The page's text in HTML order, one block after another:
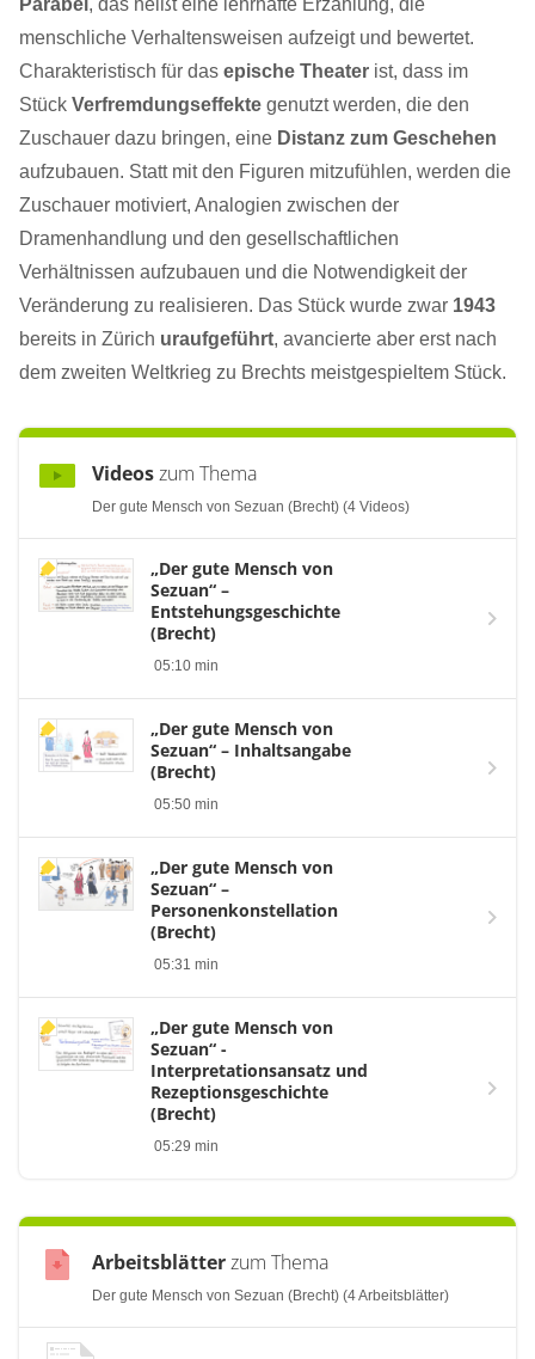
Parabel , das heißt eine lehrhafte Erzählung, die
menschliche Verhaltensweisen aufzeigt und bewertet.
Charakteristisch für das epische Theater ist, dass im
Stück Verfremdungseffekte genutzt werden, die den
Zuschauer dazu bringen, eine Distanz zum Geschehen
aufzubauen. Statt mit den Figuren mitzufühlen, werden die
Zuschauer motiviert, Analogien zwischen der
Dramenhandlung und den gesellschaftlichen
Verhältnissen aufzubauen und die Notwendigkeit der
Veränderung zu realisieren. Das Stück wurde zwar 1943
bereits in Zürich uraufgeführt, avancierte aber erst nach
dem zweiten Weltkrieg zu Brechts meistgespieltem Stück.
Videoszum Thema
Der gute Mensch von Sezuan (Brecht) (4 Videos)
„Der gute Mensch von
Sezuan“ –
Entstehungsgeschichte
(Brecht)
05:10 min
„Der gute Mensch von
Sezuan“ – Inhaltsangabe
(Brecht)
05:50 min
„Der gute Mensch von
Sezuan“ –
Personenkonstellation
(Brecht)
05:31 min
„Der gute Mensch von
Sezuan“ -
Interpretationsansatz und
Rezeptionsgeschichte
(Brecht)
05:29 min
Arbeitsblätterzum Thema
Der gute Mensch von Sezuan (Brecht) (4 Arbeitsblätter)